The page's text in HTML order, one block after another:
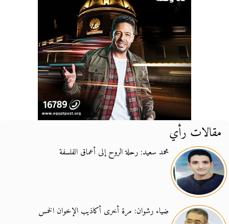
مقالات رأي
محمد سعيد: رحلة الروح إلى أعماق الفلسفة
ضياء رشوان: مرة أخرى أكاذيب الإخوان الخمس